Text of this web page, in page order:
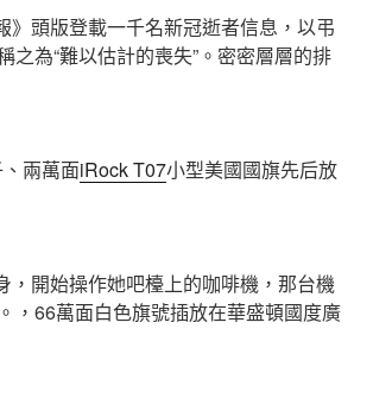
頭版登載一千名新冠逝者信息，以弔
之為“難以估計的喪失”。密密層層的排
兩萬面iRock T07小型美國國旗先后放
開始操作她吧檯上的咖啡機，那台機
，66萬面白色旗號插放在華盛頓國度廣